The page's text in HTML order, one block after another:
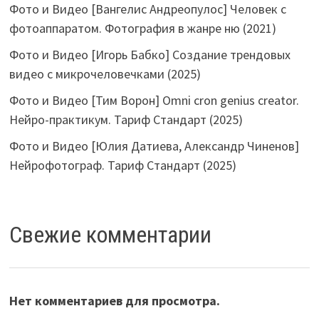
Фото и Видео [Вангелис Андреопулос] Человек с
фотоаппаратом. Фотография в жанре ню (2021)
Фото и Видео [Игорь Бабко] Создание трендовых
видео с микрочеловечками (2025)
Фото и Видео [Тим Ворон] Omni cron genius creator.
Нейро-практикум. Тариф Стандарт (2025)
Фото и Видео [Юлия Датиева, Александр Чиненов]
Нейрофотограф. Тариф Стандарт (2025)
Свежие комментарии
Нет комментариев для просмотра.